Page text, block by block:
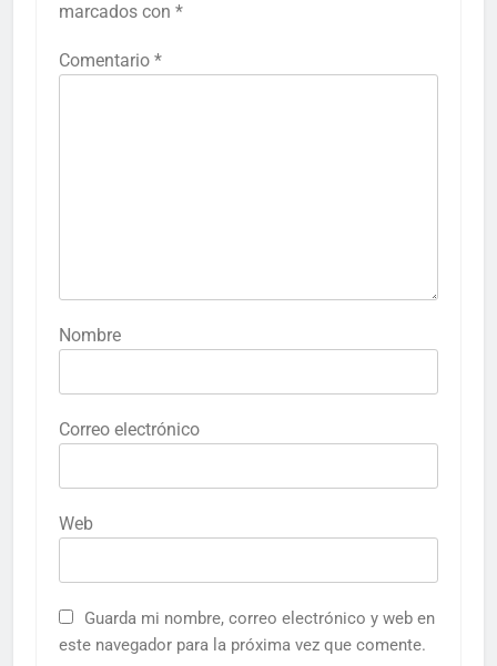
marcados con *
Comentario *
Nombre
Correo electrónico
Web
Guarda mi nombre, correo electrónico y web en
este navegador para la próxima vez que comente.